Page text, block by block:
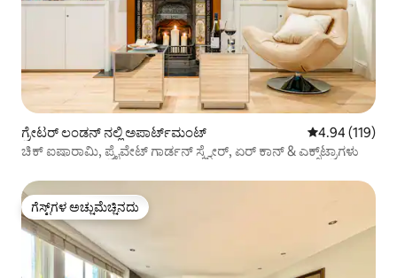
ಗ್ರೇಟರ್ ಲಂಡನ್ ನಲ್ಲಿ ಅಪಾರ್ಟ್‌ಮಂಟ್ 5 ರಲ್ಲಿ 4.94
4.94 (119)
ಚಿಕ್ ಐಷಾರಾಮಿ, ಪ್ರೈವೇಟ್ ಗಾರ್ಡನ್ ಸ್ಕ್ವೇರ್, ಏರ್ ಕಾನ್ & ಎಕ್ಸ್‌ಟ್ರಾಗಳು
ಗೆಸ್ಟ್‌ಗಳ ಅಚ್ಚುಮೆಚ್ಚಿನದು
ಗೆಸ್ಟ್‌ಗಳ ಅಚ್ಚುಮೆಚ್ಚಿನದು